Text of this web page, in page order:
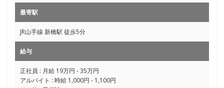
最寄駅
JR山手線 新橋駅 徒歩5分
給与
正社員 : 月給 19万円 - 35万円
アルバイト : 時給 1,000円 - 1,100円